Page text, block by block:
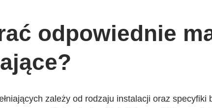
odpowiednie
zależy od rodzaju instalacji oraz specyfiki